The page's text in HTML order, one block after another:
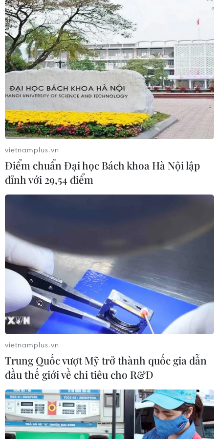
đẩy WB cũng như các thể chế cho vay phát triển khác,
tham gia ứng phó biến đổi khí hậu và giải quyết các
cuộc khủng hoảng toàn cầu khác.
chính phủ vỡ nợ vào tháng 6
02/05/2023 04:30
Bà Janet Yellen nhấn mạnh Bộ Tài chính Mỹ ước tính sẽ
không thể tiếp tục đáp ứng tài chính cho chính phủ vào
đầu tháng 6 tới nếu Quốc hội không nâng hoặc đình chỉ
giới hạn nợ trước thời điểm này.
vietnamplus.vn
Điểm chuẩn Đại học Bách khoa Hà Nội lập
đỉnh với 29,54 điểm
vietnamplus.vn
Trung Quốc vượt Mỹ trở thành quốc gia dẫn
đầu thế giới về chi tiêu cho R&D